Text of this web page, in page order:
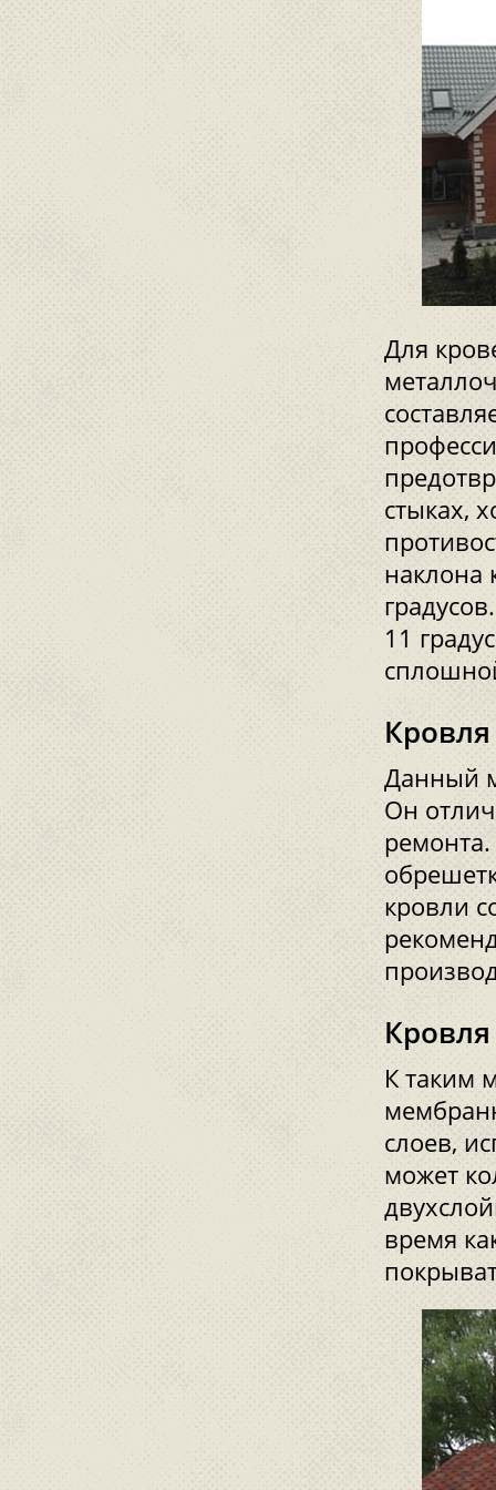
Для
стыках,
наклона
11
Данный
Он
кровли
К таким
слоев,
может
время